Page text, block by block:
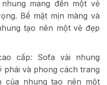
mang đến một vẻ
Bề mặt mịn màng và
tạo nên một vẻ đẹp
cấp: Sofa vải nhung
phái và phong cách trang
nhung tạo nên một